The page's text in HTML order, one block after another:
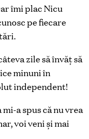
îmi plac Nicu
pe fiecare
zile să învăţ să
minuni în
independent!
a spus că nu vrea
voi veni şi mai